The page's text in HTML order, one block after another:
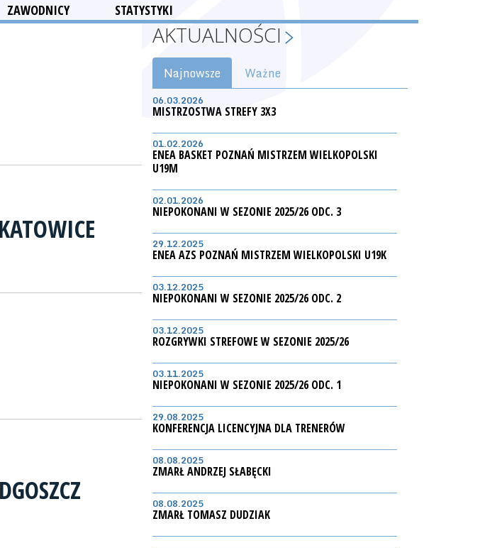
ZAWODNICY STATYSTYKI
AKTUALNOŚCI
Najnowsze Ważne
06.03.2026
MISTRZOSTWA STREFY 3X3
01.02.2026
ENEA BASKET POZNAŃ MISTRZEM WIELKOPOLSKI
U19M
02.01.2026
NIEPOKONANI W SEZONIE 2025/26 ODC. 3
29.12.2025
ENEA AZS POZNAŃ MISTRZEM WIELKOPOLSKI U19K
03.12.2025
NIEPOKONANI W SEZONIE 2025/26 ODC. 2
03.12.2025
ROZGRYWKI STREFOWE W SEZONIE 2025/26
03.11.2025
NIEPOKONANI W SEZONIE 2025/26 ODC. 1
29.08.2025
KONFERENCJA LICENCYJNA DLA TRENERÓW
08.08.2025
ZMARŁ ANDRZEJ SŁABĘCKI
08.08.2025
ZMARŁ TOMASZ DUDZIAK